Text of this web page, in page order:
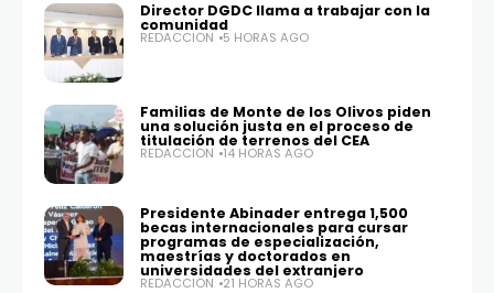
Director DGDC llama a trabajar con la
comunidad
REDACCIÓN 5 HORAS AGO
Familias de Monte de los Olivos piden
una solución justa en el proceso de
titulación de terrenos del CEA
REDACCIÓN 14 HORAS AGO
Presidente Abinader entrega 1,500
becas internacionales para cursar
programas de especialización,
maestrías y doctorados en
universidades del extranjero
REDACCIÓN 21 HORAS AGO